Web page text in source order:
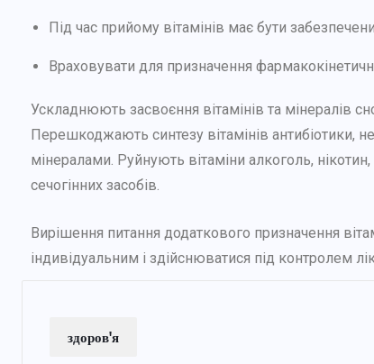
Під час прийому вітамінів має бути
Враховувати для призначення
Ускладнюють засвоєння вітамінів та мінералів
Перешкоджають синтезу вітамінів антибіотики,
мінералами. Руйнують вітаміни алкоголь,
сечогінних засобів.
Вирішення питання додаткового призначення
індивідуальним і здійснюватися під контролем
здоров'я